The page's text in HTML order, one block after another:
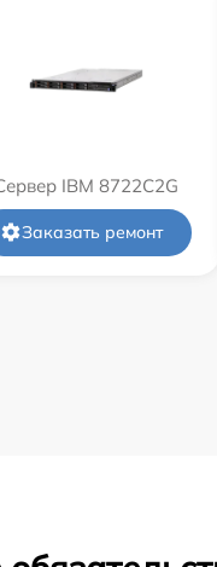
IBM 8722C2G
Заказать ремонт